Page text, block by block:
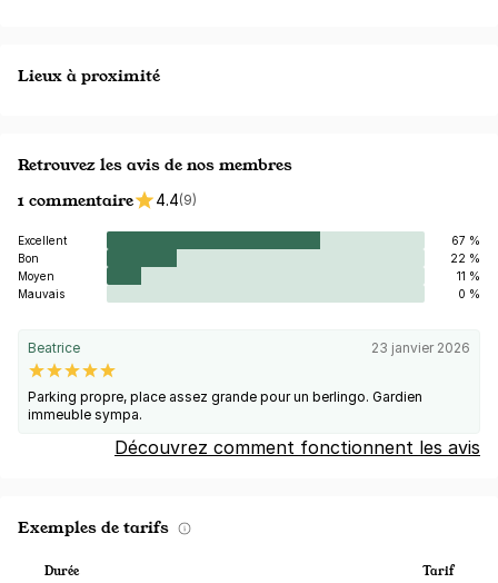
Lieux à proximité
Retrouvez les avis de nos membres
1 commentaire
4.4(9)
Excellent
67 %
Bon
22 %
Moyen
11 %
Mauvais
0 %
Beatrice 23 janvier 2026
Parking propre, place assez grande pour un berlingo. Gardien
immeuble sympa.
Découvrez comment fonctionnent les avis
Exemples de tarifs
Durée Tarif